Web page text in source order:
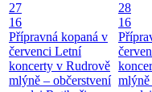
27
16
Přípravná kopaná v
červenci Letní
koncerty v Rudrově
mlýně – občerstvení
28
16
mlýně